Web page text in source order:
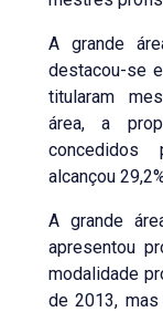
A grande
destacou-se
titularam
área, a
concedidos
alcançou
A grande
apresentou
modalidade
de 2013,